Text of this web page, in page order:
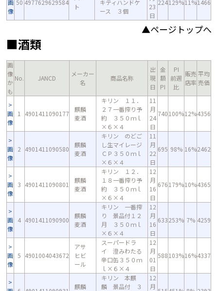
画
像
50 4977629629584
ト
キティハンドケ
ース ３個
23
日
224129%11%1466
▲ページトップへ
■酒類
画
像
か
も
No. JANCD
メーカー
名
商品名称
出
現
日
金
額
PI
PI
前週
比
販売
店率
平均
売価
画
像
1 4901411090177
麒麟
麦酒
キリン １１．
２７一番搾り予
約 ３５０ｍｌ
×６×４
11
月
24
日
740100%12%4356
画
像
2 4901411090580
麒麟
麦酒
キリン のどご
し生マイレージ
ＣＰ３５０ｍｌ
×６×４
11
月
22
日
695 98% 16%2462
画
像
3 4901411090801
麒麟
麦酒
キリン １２．
１８一番搾り予
約 ３５０ｍｌ
×６×４
12
月
16
日
676179%10%4365
画
像
4 4901411090900
麒麟
麦酒
キリン 一番搾
り 景品付１２
月 ３５０ｍｌ
×６×４
12
月
16
日
633253% 7% 4259
画
像
5 4901004043672
アサ
ヒビ
ール
スーパードラ
イ 澄みわたる
辛口缶３５０ｍ
ｌ×６×４
12
月
01
日
588103%16%4337
麒麟
キリン 本麒
麟 景品付 ３
12
月